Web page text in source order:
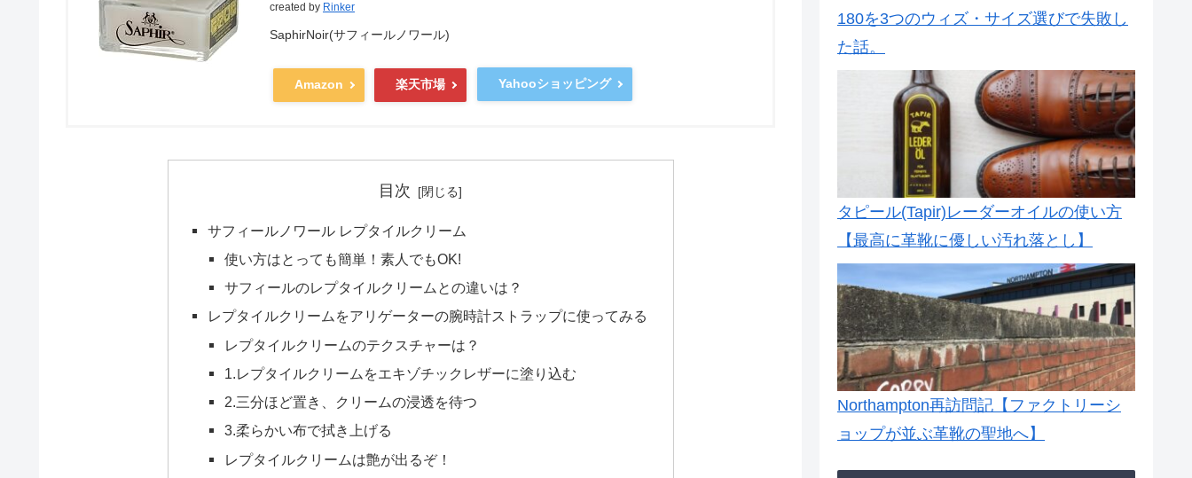
created by Rinker
SaphirNoir(サフィールノワール)
Amazon 楽天市場 Yahooショッピング
目次
サフィールノワール レプタイルクリーム
使い方はとっても簡単！素人でもOK!
サフィールのレプタイルクリームとの違いは？
レプタイルクリームをアリゲーターの腕時計ストラップに使ってみる
レプタイルクリームのテクスチャーは？
1.レプタイルクリームをエキゾチックレザーに塗り込む
2.三分ほど置き、クリームの浸透を待つ
3.柔らかい布で拭き上げる
レプタイルクリームは艶が出るぞ！
180を3つのウィズ・サイズ選びで失敗し
た話。
タピール(Tapir)レーダーオイルの使い方
【最高に革靴に優しい汚れ落とし】
Northampton再訪問記【ファクトリーシ
ョップが並ぶ革靴の聖地へ】